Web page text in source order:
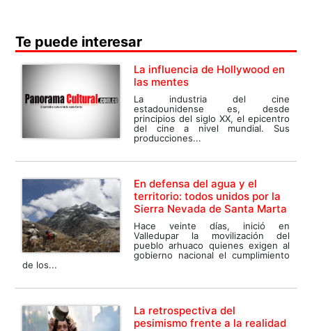
Te puede interesar
La influencia de Hollywood en
las mentes
La industria del cine
estadounidense es, desde
principios del siglo XX, el epicentro
del cine a nivel mundial. Sus
producciones...
En defensa del agua y el
territorio: todos unidos por la
Sierra Nevada de Santa Marta
Hace veinte días, inició en
Valledupar la movilización del
pueblo arhuaco quienes exigen al
gobierno nacional el cumplimiento
de los...
La retrospectiva del
pesimismo frente a la realidad